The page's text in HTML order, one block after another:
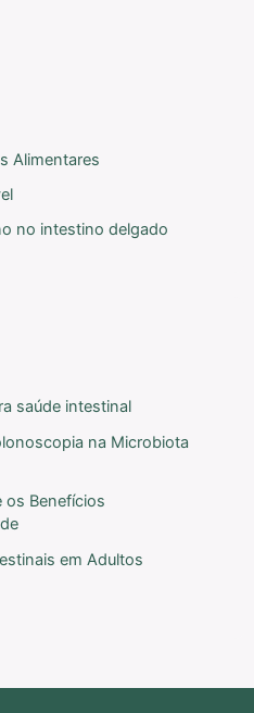
Alimentares
no intestino delgado
saúde intestinal
na Microbiota
os Benefícios
em Adultos